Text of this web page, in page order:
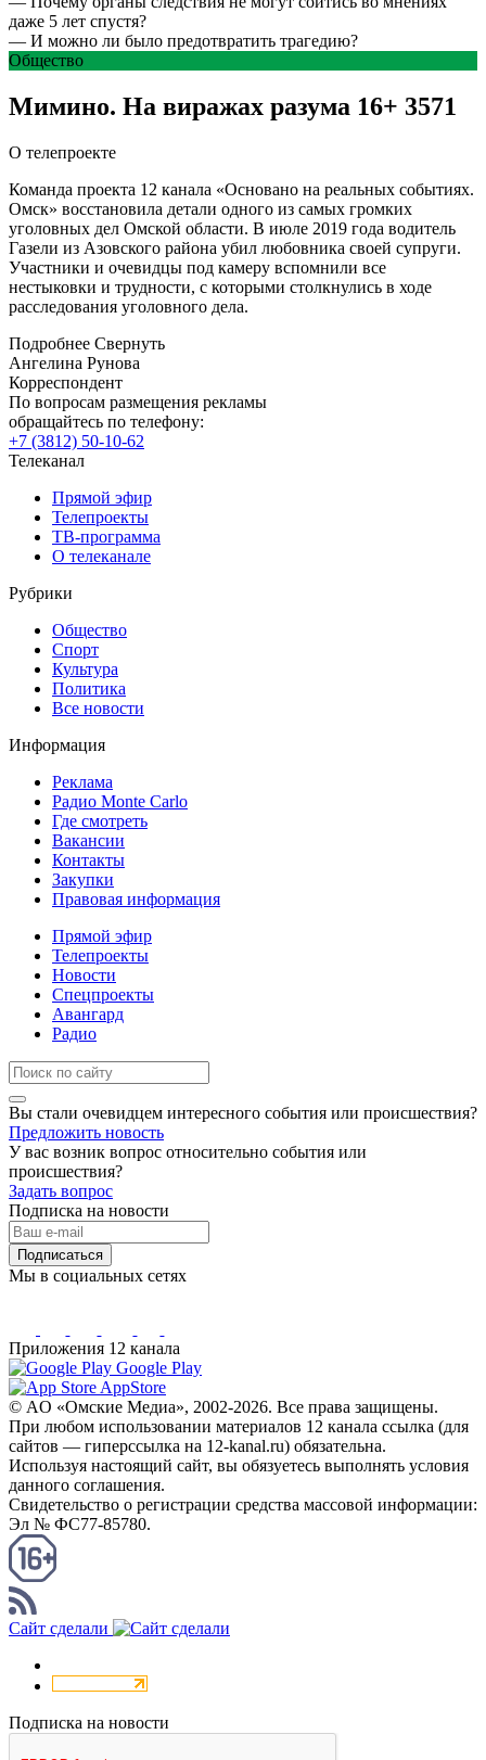
даже 5 лет спустя?
— И можно ли было предотвратить трагедию?
Общество
Мимино. На виражах разума 16+ 3571
О телепроекте
Команда проекта 12 канала «Основано на реальных событиях.
Омск» восстановила детали одного из самых громких
уголовных дел Омской области. В июле 2019 года водитель
Газели из Азовского района убил любовника своей супруги.
Участники и очевидцы под камеру вспомнили все
нестыковки и трудности, с которыми столкнулись в ходе
расследования уголовного дела.
Подробнее Свернуть
Ангелина Рунова
Корреспондент
По вопросам размещения рекламы
обращайтесь по телефону:
+7 (3812) 50-10-62
Телеканал
Прямой эфир
Телепроекты
ТВ-программа
О телеканале
Рубрики
Общество
Спорт
Культура
Политика
Все новости
Информация
Реклама
Радио Monte Carlo
Где смотреть
Вакансии
Контакты
Закупки
Правовая информация
Прямой эфир
Телепроекты
Новости
Спецпроекты
Авангард
Радио
Вы стали очевидцем интересного события или происшествия?
Предложить новость
У вас возник вопрос относительно события или
происшествия?
Задать вопрос
Подписка на новости
Подписаться
Мы в социальных сетях
Приложения 12 канала
Google Play
AppStore
© AO «Омские Медиа», 2002-2026. Все права защищены.
При любом использовании материалов 12 канала ссылка (для
сайтов — гиперссылка на 12-kanal.ru) обязательна.
Используя настоящий сайт, вы обязуетесь выполнять условия
данного соглашения.
Свидетельство о регистрации средства массовой информации:
Эл № ФС77-85780.
Сайт сделали
Подписка на новости